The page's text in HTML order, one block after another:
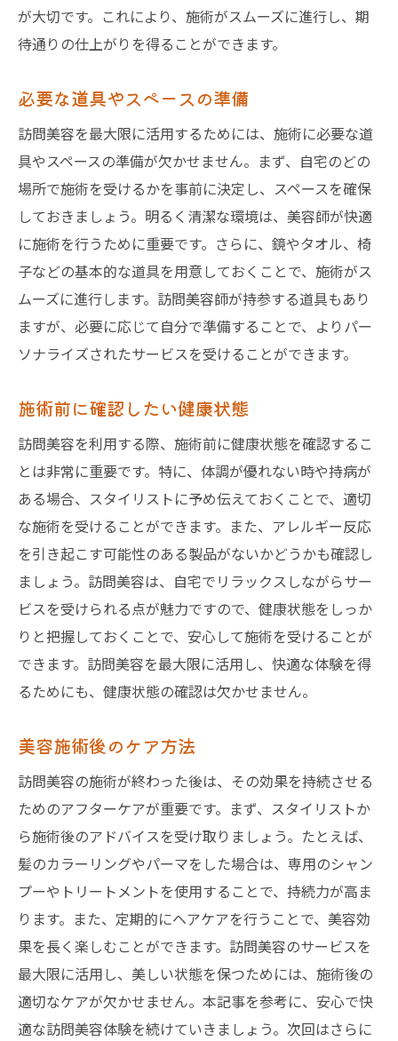
が大切です。これにより、施術がスムーズに進行し、期
待通りの仕上がりを得ることができます。
必要な道具やスペースの準備
訪問美容を最大限に活用するためには、施術に必要な道
具やスペースの準備が欠かせません。まず、自宅のどの
場所で施術を受けるかを事前に決定し、スペースを確保
しておきましょう。明るく清潔な環境は、美容師が快適
に施術を行うために重要です。さらに、鏡やタオル、椅
子などの基本的な道具を用意しておくことで、施術がス
ムーズに進行します。訪問美容師が持参する道具もあり
ますが、必要に応じて自分で準備することで、よりパー
ソナライズされたサービスを受けることができます。
施術前に確認したい健康状態
訪問美容を利用する際、施術前に健康状態を確認するこ
とは非常に重要です。特に、体調が優れない時や持病が
ある場合、スタイリストに予め伝えておくことで、適切
な施術を受けることができます。また、アレルギー反応
を引き起こす可能性のある製品がないかどうかも確認し
ましょう。訪問美容は、自宅でリラックスしながらサー
ビスを受けられる点が魅力ですので、健康状態をしっか
りと把握しておくことで、安心して施術を受けることが
できます。訪問美容を最大限に活用し、快適な体験を得
るためにも、健康状態の確認は欠かせません。
美容施術後のケア方法
訪問美容の施術が終わった後は、その効果を持続させる
ためのアフターケアが重要です。まず、スタイリストか
ら施術後のアドバイスを受け取りましょう。たとえば、
髪のカラーリングやパーマをした場合は、専用のシャン
プーやトリートメントを使用することで、持続力が高ま
ります。また、定期的にヘアケアを行うことで、美容効
果を長く楽しむことができます。訪問美容のサービスを
最大限に活用し、美しい状態を保つためには、施術後の
適切なケアが欠かせません。本記事を参考に、安心で快
適な訪問美容体験を続けていきましょう。次回はさらに